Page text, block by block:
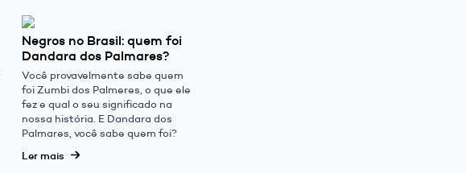
Negros no Brasil: quem foi
Dandara dos Palmares?
Você provavelmente sabe quem
foi Zumbi dos Palmeres, o que ele
fez e qual o seu significado na
nossa história. E Dandara dos
Palmares, você sabe quem foi?
Ler mais